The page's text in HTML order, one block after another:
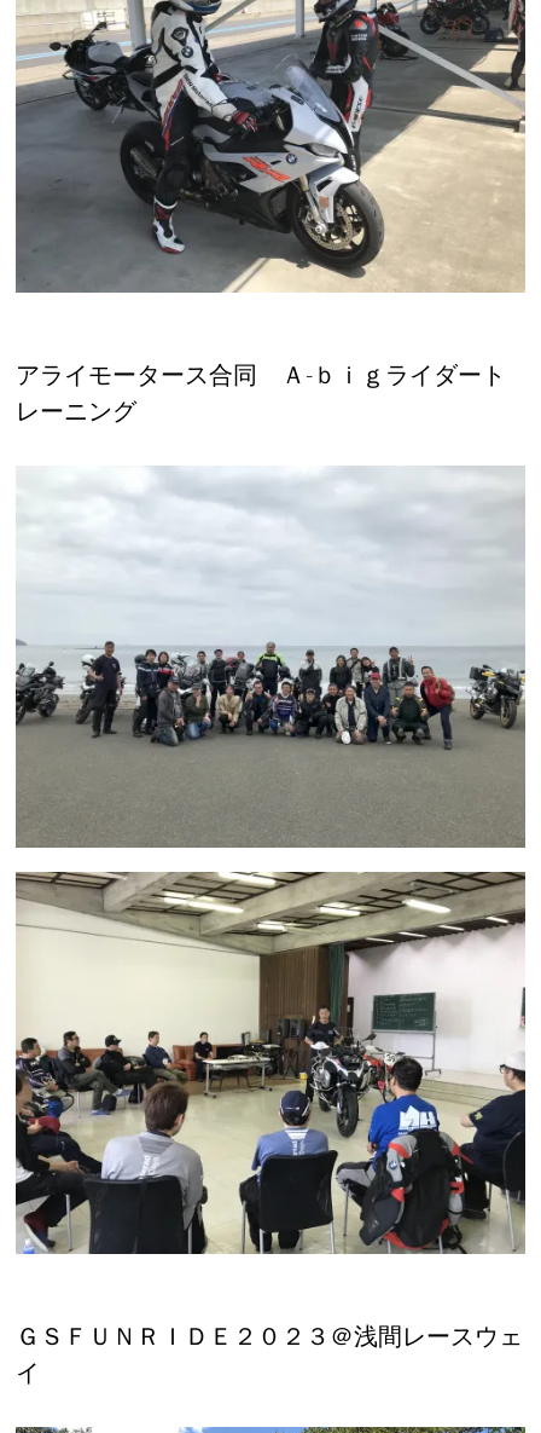
アライモータース合同 Ａ-ｂｉｇライダート
レーニング
ＧＳＦＵＮＲＩＤＥ２０２３＠浅間レースウェ
イ